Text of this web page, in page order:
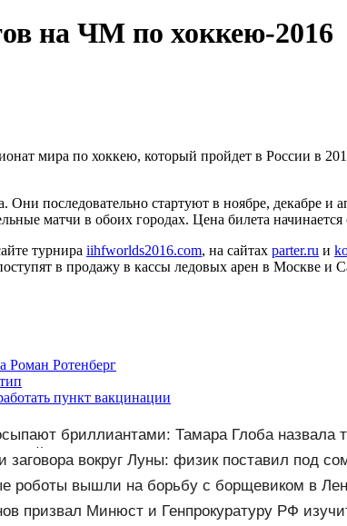
на ЧМ по хоккею-2016
мира по хоккею, который пройдет в России в
Они последовательно стартуют в ноябре, декабре
матчи в обоих городах. Цена билета
турнира iihfworlds2016.com, на сайтах parter.ru и
в продажу в кассы ледовых арен в Москве
Роман Ротенберг
пункт вакцинации
бриллиантами: Тамара Глоба назвала
удачи с 7 августа
заговора вокруг Луны: физик поставил под
роботы вышли на борьбу с борщевиком в
призвал Минюст и Генпрокуратуру РФ